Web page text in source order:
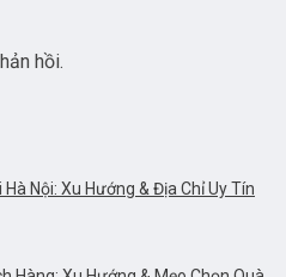
hồi.
Nội: Xu Hướng & Địa Chỉ Uy Tín